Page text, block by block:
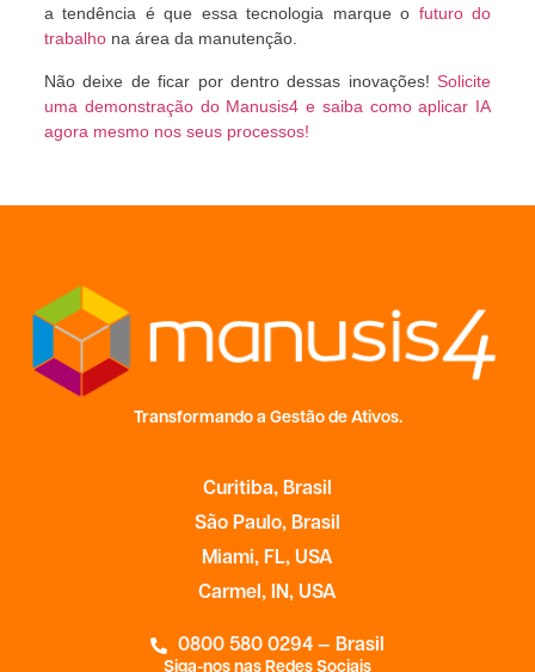
a tendência é que essa tecnologia marque o futuro do
trabalho na área da manutenção.
Não deixe de ficar por dentro dessas inovações! Solicite
uma demonstração do Manusis4 e saiba como aplicar IA
agora mesmo nos seus processos!
Transformando a Gestão de Ativos.
Curitiba, Brasil
São Paulo, Brasil
Miami, FL, USA
Carmel, IN, USA
0800 580 0294 — Brasil
Siga-nos nas Redes Sociais